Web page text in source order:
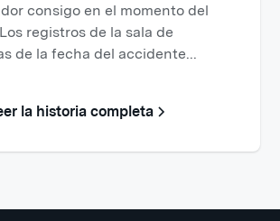
consigo en el momento del
registros de la sala de
de la fecha del accidente...
la historia completa